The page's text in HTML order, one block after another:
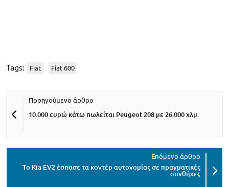
Tags: Fiat Fiat 600
10.000 ευρώ κάτω πωλείται Peugeot 208 με 26.000 χλμ.
Το Kia EV2 έσπασε τα κοντέρ αυτονομίας σε πραγματικές
συνθήκες